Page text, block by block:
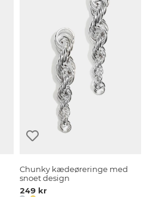
Chunky kædeøreringe med
snoet design
249 kr